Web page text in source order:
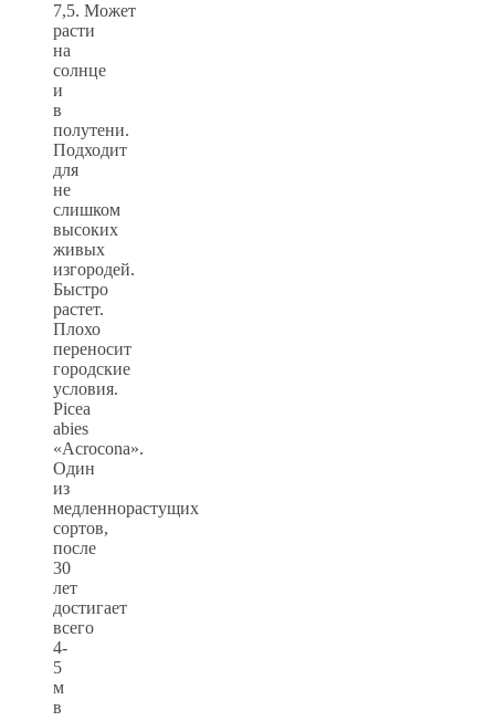
7,5. Может
расти
на
солнце
и
в
полутени.
Подходит
для
не
слишком
высоких
живых
изгородей.
Быстро
растет.
Плохо
переносит
городские
условия.
Picea
abies
«Acrocona».
Один
из
медленнорастущих
сортов,
после
30
лет
достигает
всего
4-
5
м
в